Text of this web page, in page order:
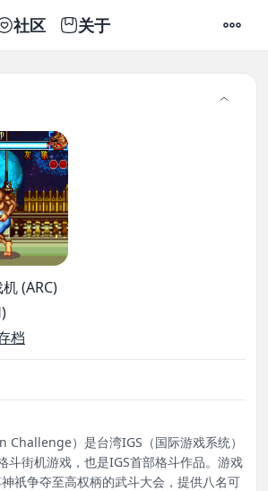
社区 关于 设置
(ARC)
档
Challenge）是台湾IGS（国际游戏系统）
斗街机游戏，也是IGS首部格斗作品。游戏
祇争夺至高权柄的武斗大会，提供八名可